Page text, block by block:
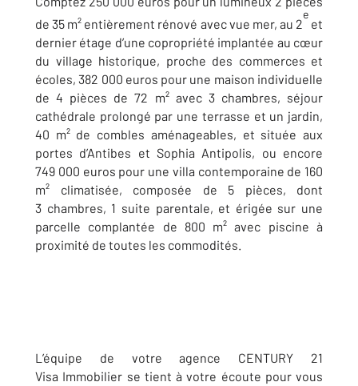
de 35 m² entièrement rénové avec vue mer, au 2
e
et
dernier étage d’une copropriété implantée au cœur
du village historique, proche des commerces et
écoles, 382 000 euros pour une maison individuelle
de 4 pièces de 72 m² avec 3 chambres, séjour
cathédrale prolongé par une terrasse et un jardin,
40 m² de combles aménageables, et située aux
portes d’Antibes et Sophia Antipolis, ou encore
749 000 euros pour une villa contemporaine de 160
m² climatisée, composée de 5 pièces, dont
3 chambres, 1 suite parentale, et érigée sur une
parcelle complantée de 800 m² avec piscine à
proximité de toutes les commodités.
L’équipe de votre agence CENTURY 21
Visa Immobilier se tient à votre écoute pour vous